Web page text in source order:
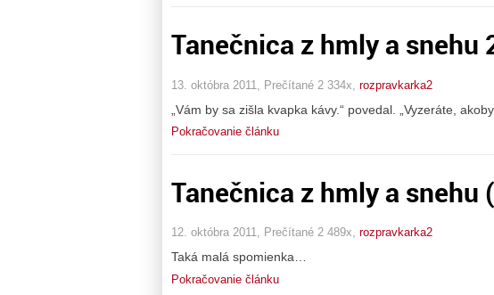
Tanečnica z hmly a snehu
13. októbra 2011, Prečítané 2 334x, rozpravkarka2
„Vám by sa zišla kvapka kávy.“ povedal. „Vyzeráte,
Pokračovanie článku
Tanečnica z hmly a snehu
12. októbra 2011, Prečítané 2 489x, rozpravkarka2
Taká malá spomienka…
Pokračovanie článku